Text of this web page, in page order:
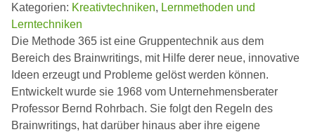
Kategorien: Kreativtechniken, Lernmethoden und
Lerntechniken
Die Methode 365 ist eine Gruppentechnik aus dem
Bereich des Brainwritings, mit Hilfe derer neue, innovative
Ideen erzeugt und Probleme gelöst werden können.
Entwickelt wurde sie 1968 vom Unternehmensberater
Professor Bernd Rohrbach. Sie folgt den Regeln des
Brainwritings, hat darüber hinaus aber ihre eigene